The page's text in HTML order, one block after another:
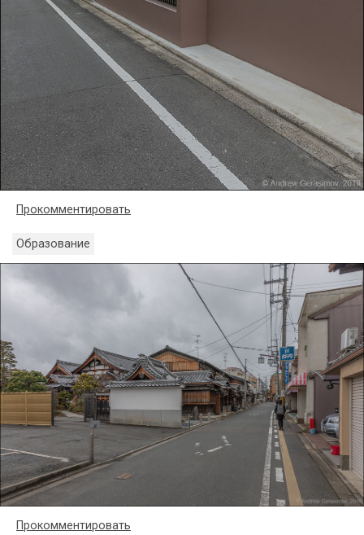
Прокомментировать
Образование
Прокомментировать